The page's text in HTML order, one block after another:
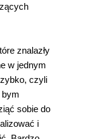
znalazły
w jednym
czyli
bym
sobie do
i